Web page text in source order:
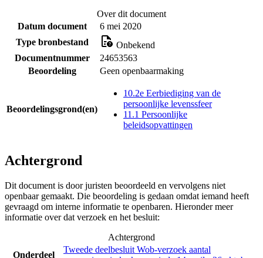
Over dit document
Datum document
6 mei 2020
Type bronbestand
Onbekend
Documentnummer
24653563
Beoordeling
Geen openbaarmaking
Beoordelingsgrond(en)
10.2e Eerbiediging van de
persoonlijke levenssfeer
11.1 Persoonlijke
beleidsopvattingen
Achtergrond
Dit document is door juristen beoordeeld en vervolgens niet
openbaar gemaakt. Die beoordeling is gedaan omdat iemand heeft
gevraagd om interne informatie te openbaren. Hieronder meer
informatie over dat verzoek en het besluit:
Achtergrond
Onderdeel
Tweede deelbesluit Wob-verzoek aantal